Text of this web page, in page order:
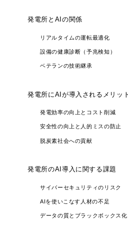
発電所とAIの関係
リアルタイムの運転最適化
設備の健康診断（予兆検知）
ベテランの技術継承
発電所にAIが導入されるメリット
発電効率の向上とコスト削減
安全性の向上と人的ミスの防止
脱炭素社会への貢献
発電所のAI導入に関する課題
サイバーセキュリティのリスク
AIを使いこなす人材の不足
データの質とブラックボックス化